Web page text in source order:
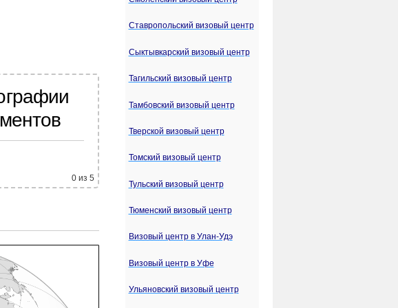
0из 5
Ставропольский визовый центр
Сыктывкарский визовый центр
Тагильский визовый центр
Тамбовский визовый центр
Тверской визовый центр
Томский визовый центр
Тульский визовый центр
Тюменский визовый центр
Визовый центр в Улан-Удэ
Визовый центр в Уфе
Ульяновский визовый центр